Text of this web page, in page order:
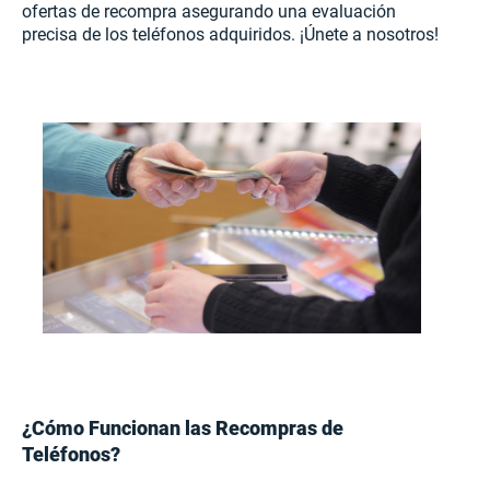
ofertas de recompra asegurando una evaluación
precisa de los teléfonos adquiridos. ¡Únete a nosotros!
¿Cómo Funcionan las Recompras de
Teléfonos?